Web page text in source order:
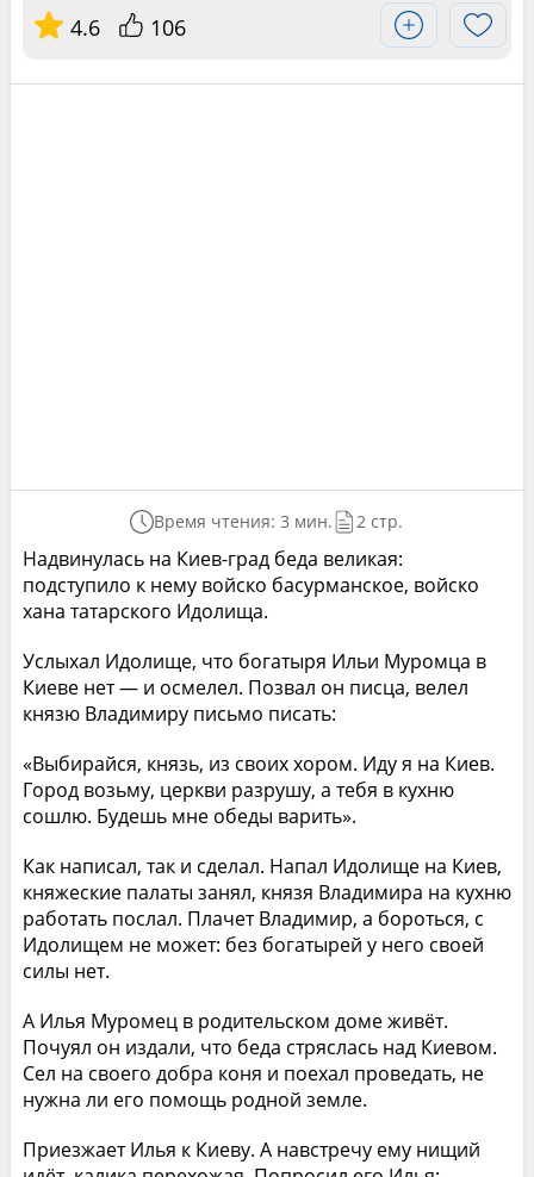
4.6 106
Время чтения: 3 мин. 2 стр.
Надвинулась на Киев-град беда великая:
подступило к нему войско басурманское, войско
хана татарского Идолища.
Услыхал Идолище, что богатыря Ильи Муромца в
Киеве нет — и осмелел. Позвал он писца, велел
князю Владимиру письмо писать:
«Выбирайся, князь, из своих хором. Иду я на Киев.
Город возьму, церкви разрушу, а тебя в кухню
сошлю. Будешь мне обеды варить».
Как написал, так и сделал. Напал Идолище на Киев,
княжеские палаты занял, князя Владимира на кухню
работать послал. Плачет Владимир, а бороться, с
Идолищем не может: без богатырей у него своей
силы нет.
А Илья Муромец в родительском доме живёт.
Почуял он издали, что беда стряслась над Киевом.
Сел на своего добра коня и поехал проведать, не
нужна ли его помощь родной земле.
Приезжает Илья к Киеву. А навстречу ему нищий